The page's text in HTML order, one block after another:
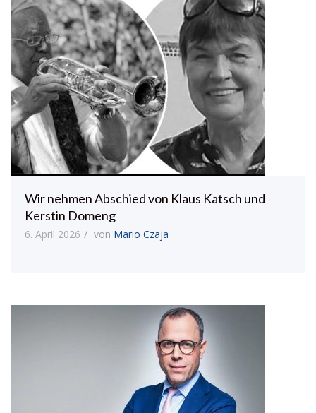
Wir nehmen Abschied von Klaus Katsch und
Kerstin Domeng
6. April 2026 von Mario Czaja